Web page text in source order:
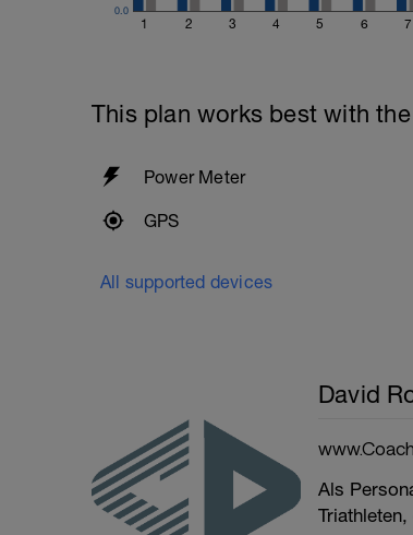
1 2 3 4 5 6 7
0.0
This plan works best with
Power Meter
GPS
All supported devices
David
Als